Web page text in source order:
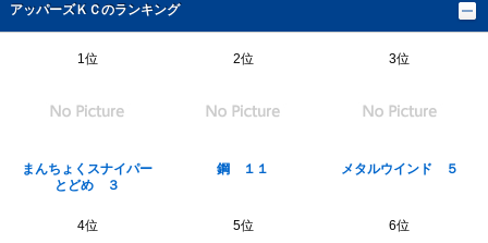
アッパーズＫＣのランキング
1位
まんちょくスナイパー
とどめ ３
2位
鋼 １１
3位
メタルウインド ５
4位 5位 6位